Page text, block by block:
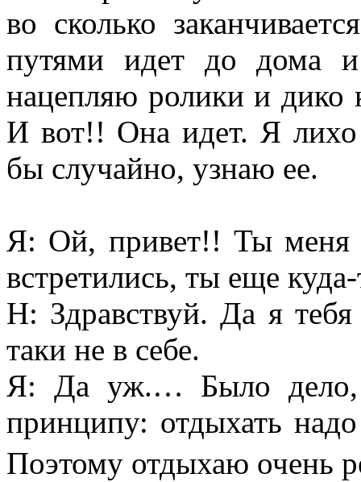
во сколько
путями идет до дома
нацепляю ролики и дико
И вот!! Она идет. Я
бы случайно, узнаю ее.
Я: Ой, привет!! Ты меня
встретились, ты еще
Н: Здравствуй. Да я
таки не в себе.
Я: Да уж.… Было дело,
принципу: отдыхать
Поэтому отдыхаю очень